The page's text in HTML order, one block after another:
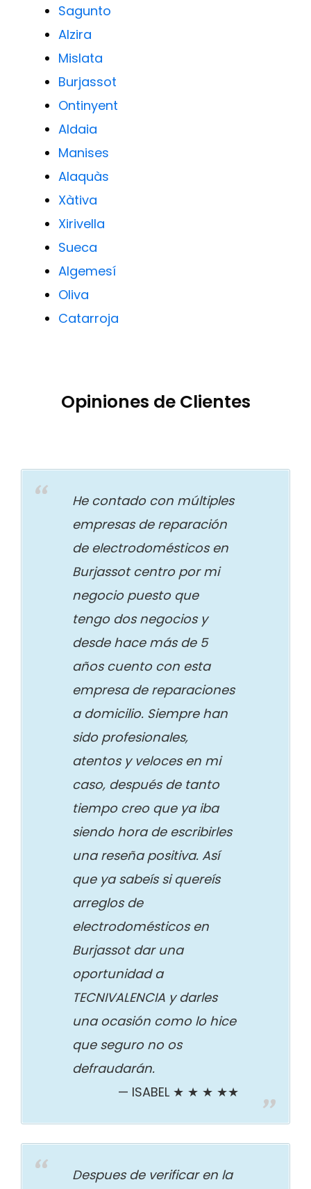
Sagunto
Alzira
Mislata
Burjassot
Ontinyent
Aldaia
Manises
Alaquàs
Xàtiva
Xirivella
Sueca
Algemesí
Oliva
Catarroja
Opiniones de Clientes
He contado con múltiples
empresas de reparación
de electrodomésticos en
Burjassot centro por mi
negocio puesto que
tengo dos negocios y
desde hace más de 5
años cuento con esta
empresa de reparaciones
a domicilio. Siempre han
sido profesionales,
atentos y veloces en mi
caso, después de tanto
tiempo creo que ya iba
siendo hora de escribirles
una reseña positiva. Así
que ya sabeís si quereís
arreglos de
electrodomésticos en
Burjassot dar una
oportunidad a
TECNIVALENCIA y darles
una ocasión como lo hice
que seguro no os
defraudarán.
ISABEL ★ ★ ★ ★★
Despues de verificar en la